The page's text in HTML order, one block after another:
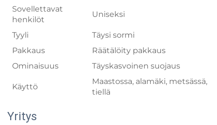
Sovellettavat
henkilöt
Uniseksi
Tyyli
Täysi sormi
Pakkaus
Räätälöity pakkaus
Ominaisuus
Täyskasvoinen suojaus
Käyttö
Maastossa, alamäki, metsässä,
tiellä
Yritys